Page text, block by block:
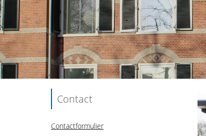
Contact
Contactformulier